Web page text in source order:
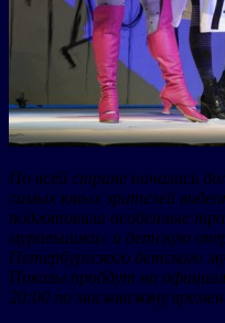
По всей стране начались
самых юных зрителей
подготовила особенные
муравьишки» и детскую
Петербургского детского
Показы пройдут на
20:00 по московскому